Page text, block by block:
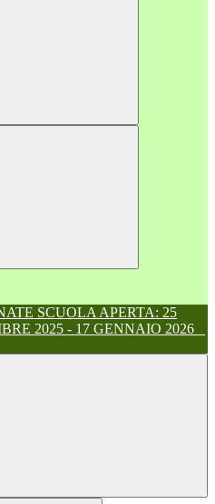
SCUOLA APERTA: 25
2025 - 17 GENNAIO 2026